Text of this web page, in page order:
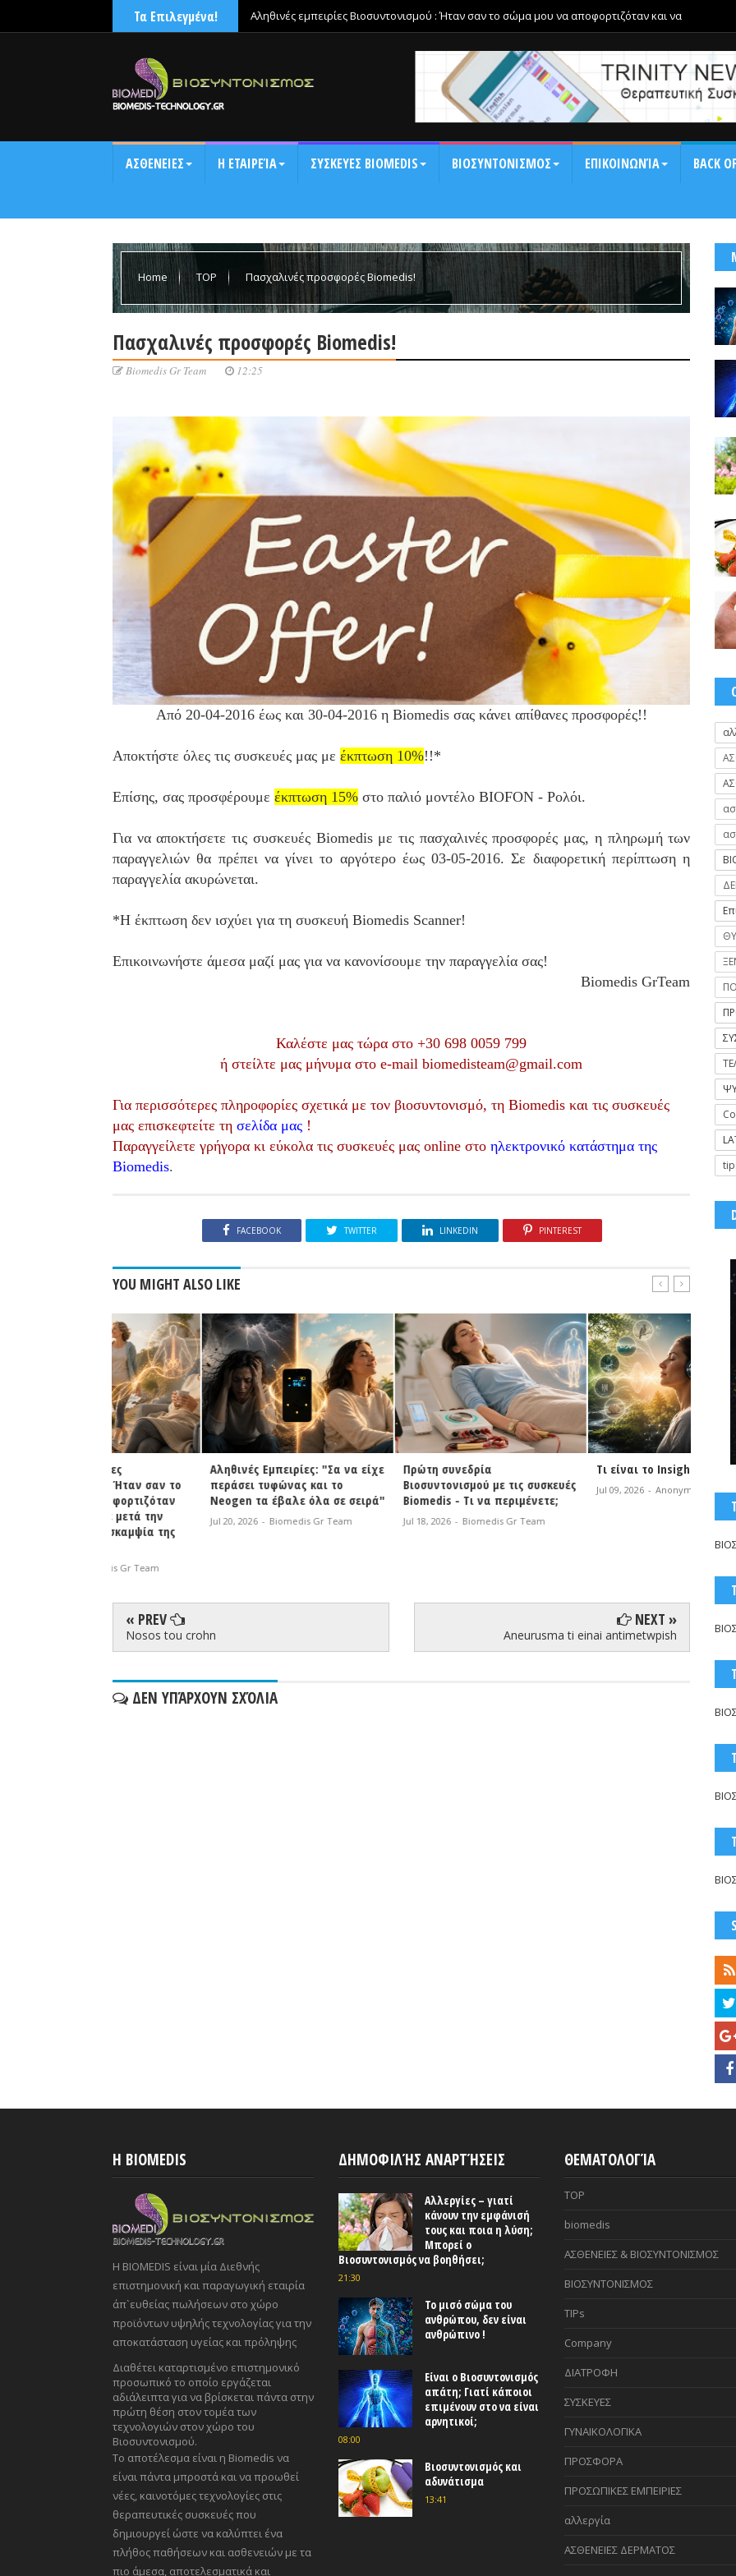
Τα Επιλεγμένα! Αληθινές εμπειρίες Βιοσυντονισμού : Ήταν σαν το σώμα μου να αποφορτιζόταν και να
ΑΣΘΕΝΕΙΕΣ Η ΕΤΑΙΡΕΊΑ ΣΥΣΚΕΥΕΣ BIOMEDIS ΒΙΟΣΥΝΤΟΝΙΣΜΟΣ ΕΠΙΚΟΙΝΩΝΊΑ BACK
Home TOP Πασχαλινές προσφορές Biomedis!
Πασχαλινές προσφορές Biomedis!
Biomedis Gr Team 12:25
Από 20-04-2016 έως και 30-04-2016 η Biomedis σας κάνει απίθανες προσφορές!!
Αποκτήστε όλες τις συσκευές μας με έκπτωση 10%!!*
Επίσης, σας προσφέρουμε έκπτωση 15% στο παλιό μοντέλο BIOFON - Ρολόι.
Για να αποκτήσετε τις συσκευές Biomedis με τις πασχαλινές προσφορές μας, η πληρωμή των
παραγγελιών θα πρέπει να γίνει το αργότερο έως 03-05-2016. Σε διαφορετική περίπτωση η
παραγγελία ακυρώνεται.
*Η έκπτωση δεν ισχύει για τη συσκευή Biomedis Scanner!
Επικοινωνήστε άμεσα μαζί μας για να κανονίσουμε την παραγγελία σας!
Biomedis GrTeam
Καλέστε μας τώρα στο+30 698 0059 799
ή στείλτε μας μήνυμα στο e-mail biomedisteam@gmail.com
Για περισσότερες πληροφορίες σχετικά με τον βιοσυντονισμό, τη Biomedis και τις συσκευές
μας επισκεφτείτε τη σελίδα μας !
Παραγγείλετε γρήγορα κι εύκολα τις συσκευές μας online στο ηλεκτρονικό κατάστημα της
Biomedis.
FACEBOOK TWITTER LINKEDIN PINTEREST
YOU MIGHT ALSO LIKE
Αληθινές Εμπειρίες: "Σα να είχε
περάσει τυφώνας και το
Neogen τα έβαλε όλα σε σειρά"
Jul 20, 2026 Biomedis Gr Team
Πρώτη συνεδρία
Βιοσυντονισμού με τις συσκευές
Biomedis - Τι να περιμένετε;
Jul 18, 2026 Biomedis Gr Team
Τι είναι το Insight;
Jul 09, 2026 - Anonymous
Jul 06,
« PREV
Nosos tou crohn
NEXT »
Aneurusma ti einai antimetwpish
ΔΕΝ ΥΠΆΡΧΟΥΝ ΣΧΌΛΙΑ
H BIOMEDIS
Η BIOMEDIS είναι μία Διεθνής
επιστημονική και παραγωγική εταιρία
άπ`ευθείας πωλήσεων στο χώρο
προϊόντων υψηλής τεχνολογίας για την
αποκατάσταση υγείας και πρόληψης
Διαθέτει καταρτισμένο επιστημονικό
προσωπικό το οποίο εργάζεται
αδιάλειπτα για να βρίσκεται πάντα στην
πρώτη θέση στον τομέα των
τεχνολογιών στον χώρο του
Βιοσυντονισμού.
Το αποτέλεσμα είναι η Biomedis να
είναι πάντα μπροστά και να προωθεί
νέες, καινοτόμες τεχνολογίες στις
θεραπευτικές συσκευές που
δημιουργεί ώστε να καλύπτει ένα
πλήθος παθήσεων και ασθενειών με τα
πιο άμεσα, αποτελεσματικά και
ΔΗΜΟΦΙΛΉΣ ΑΝΑΡΤΉΣΕΙΣ
Αλλεργίες – γιατί
κάνουν την εμφάνισή
τους και ποια η λύση;
Μπορεί ο
Βιοσυντονισμός να βοηθήσει;
21:30
Το μισό σώμα του
ανθρώπου, δεν είναι
ανθρώπινο !
Είναι ο Βιοσυντονισμός
απάτη; Γιατί κάποιοι
επιμένουν στο να είναι
αρνητικοί;
08:00
Βιοσυντονισμός και
αδυνάτισμα
13:41
ΘΕΜΑΤΟΛΟΓΊΑ
TOP
biomedis
ΑΣΘΕΝΕΙΕΣ & ΒΙΟΣΥΝΤΟΝΙΣΜΟΣ
ΒΙΟΣΥΝΤΟΝΙΣΜΟΣ
TIPs
Company
ΔΙΑΤΡΟΦΗ
ΣΥΣΚΕΥΕΣ
ΓΥΝΑΙΚΟΛΟΓΙΚΑ
ΠΡΟΣΦΟΡΑ
ΠΡΟΣΩΠΙΚΕΣ ΕΜΠΕΙΡΙΕΣ
αλλεργία
ΑΣΘΕΝΕΙΕΣ ΔΕΡΜΑΤΟΣ